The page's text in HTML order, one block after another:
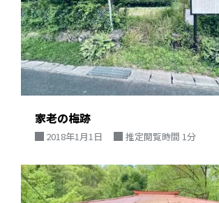
家老の梅跡
2018年1月1日 推定閲覧時間 1分